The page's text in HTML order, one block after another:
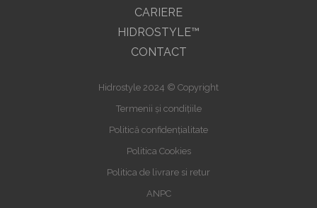
CARIERE
HIDROSTYLE™
CONTACT
Hidrostyle 2024 © Copyright
Termenii și condițiile
Politică confidențialitate
Politica Cookies
Politica de livrare si retur
ANPC